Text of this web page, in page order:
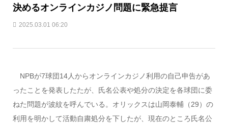
決めるオンラインカジノ問題に緊急提言
2025.03.01 06:20
NPBが7球団14人からオンラインカジノ利用の自己申告があ
ったことを発表したたが、氏名公表や処分の決定を各球団に委
ねた問題が波紋を呼んでいる。オリックスは山岡泰輔（29）の
利用を明かして活動自粛処分を下したが、現在のところ氏名公